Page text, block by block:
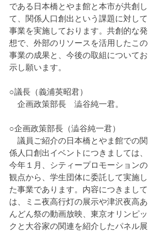
である日本橋とやま館と本市が共創し
て、関係人口創出という課題に対して
事業を実施しております。共創的な発
想で、外部のリソースを活用したこの
事業の成果と、今後の取組についてお
示し願います。
○議長（義浦英昭君）
企画政策部長　澁谷純一君。
○企画政策部長（澁谷純一君）
議員ご紹介の日本橋とやま館での関
係人口創出イベントにつきましては、
今年１月、シティープロモーションの
観点から、学生団体に委託して実施し
た事業であります。内容につきまして
は、ミニ夜高行灯の展示や津沢夜高あ
んどん祭の動画放映、東京オリンピッ
クと大谷家の関連を紹介したパネル展